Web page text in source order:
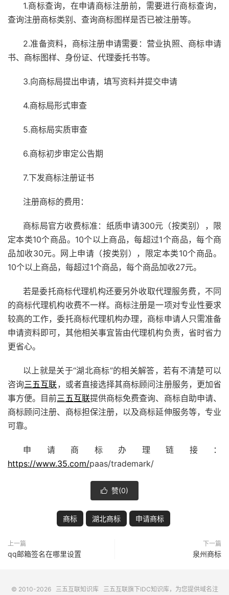
1.商标查询，在申请商标注册前，需要进行商标查询，
查询注册商标类别、查询商标图样是否已被注册等。
2.准备资料，商标注册申请需要：营业执照、商标申请
书、商标图样、身份证、代理委托书等。
3.向商标局提出申请，填写资料并提交申请
4.商标局形式审查
5.商标局实质审查
6.商标初步审定公告期
7.下发商标注册证书
注册商标的费用：
商标局官方收费标准：纸质申请300元（按类别），限
定本类10个商品。10个以上商品，每超过1个商品，每个商
品加收30元。网上申请（按类别），限定本类10个商品。
10个以上商品，每超过1个商品，每个商品加收27元。
若是委托商标代理机构还要另外收取代理服务费，不同
的商标代理机构收费不一样。商标注册是一项对专业性要求
较高的工作，委托商标代理机构办理，商标申请人只需准备
申请资料即可，其他相关事宜皆由代理机构负责，省时省力
更省心。
以上就是关于“湖北商标”的相关解答，若有不清楚可以
咨询三五互联，或者直接选择其商标顾问注册服务，更加省
事方便。目前三五互联提供商标免费查询、商标自助申请、
商标顾问注册、商标担保注册，以及商标延伸服务等，专业
可靠。
申请商标办理链接：
https://www.35.com/paas/trademark/
 赞(0)
商标 湖北商标 申请商标
上一篇
qq邮箱签名在哪里设置
下一篇
泉州商标
© 2010-2026 三五互联知识库 三五互联旗下IDC知识库，为您提供域名注